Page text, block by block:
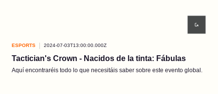
ESPORTS 2024-07-03T13:00:00.000Z
Tactician's Crown - Nacidos de la tinta: Fábulas
Aquí encontraréis todo lo que necesitáis saber sobre este evento global.